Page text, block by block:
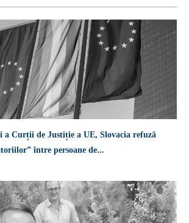
a Curții de Justiție a UE, Slovacia refuză
între persoane de...